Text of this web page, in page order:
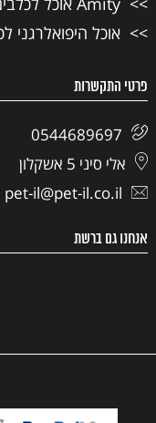
אוכל היפואלרגני
פרטי התקשרות
0544689697
אלי סיני 5 אשקלון
pet-il@pet-il.co.il
אנחנו גם ברשת